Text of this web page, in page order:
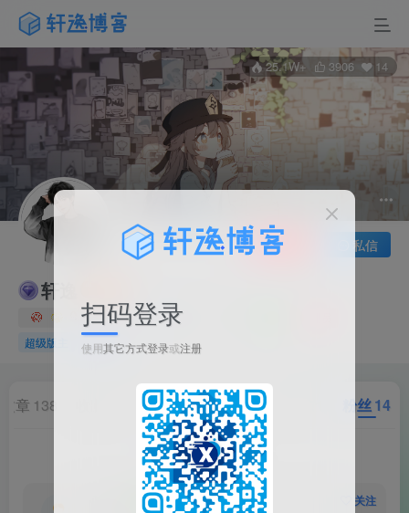
25.1W+ 3906 14
轩逸
16枚徽章 站长
超级版主
理事人
关注 私信
文章 138 评论149 板块16 粉丝14
粉丝 14 关注 1
关注
扫码登录
使用其它方式登录或注册